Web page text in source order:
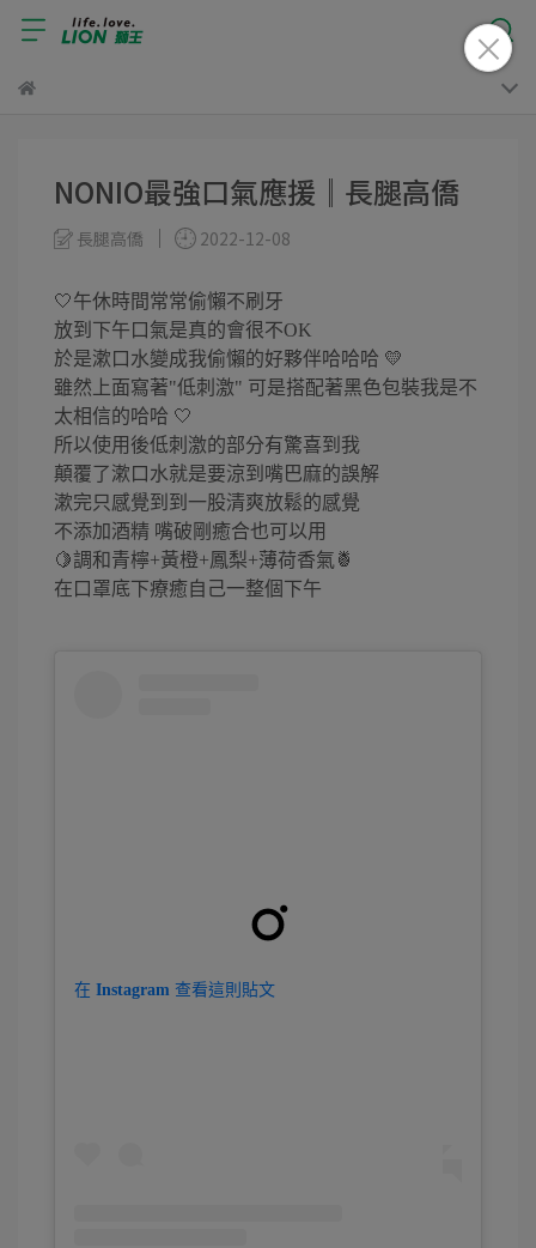
NONIO最強口氣應援║長腿高僑
長腿高僑 2022-12-08
🤍午休時間常常偷懶不刷牙
放到下午口氣是真的會很不OK
於是漱口水變成我偷懶的好夥伴哈哈哈 💛
雖然上面寫著"低刺激" 可是搭配著黑色包裝我是不
太相信的哈哈 🤍
所以使用後低刺激的部分有驚喜到我
顛覆了漱口水就是要涼到嘴巴麻的誤解
漱完只感覺到到一股清爽放鬆的感覺
不添加酒精 嘴破剛癒合也可以用
🍋調和青檸+黃橙+鳳梨+薄荷香氣🍍
在口罩底下療癒自己一整個下午
在 Instagram 查看這則貼文